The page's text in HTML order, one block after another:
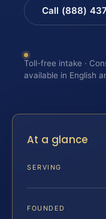
Call (888)
Toll-free intake ·
available in English
At a glance
SERVING
FOUNDED